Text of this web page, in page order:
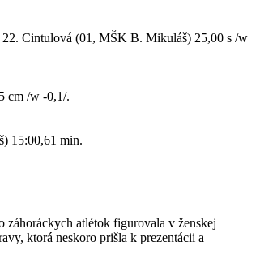
Cintulová (01, MŠK B. Mikuláš) 25,00 s /w
cm /w -0,1/.
15:00,61 min.
atlétok figurovala v ženskej
ktorá neskoro prišla k prezentácii a